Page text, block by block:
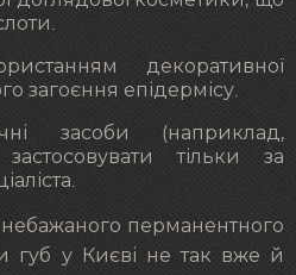
декоративної
загоєння епідермісу.
засоби (наприклад,
тільки за
перманентного
губ у Києві не так вже й